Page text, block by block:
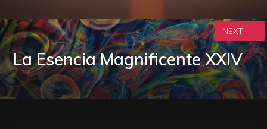
La Esencia Magnificente XXIV
NEXT